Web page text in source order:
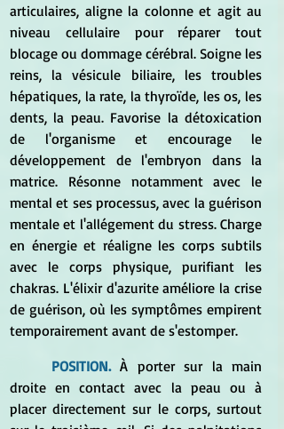
articulaires, aligne la colonne et agit au
niveau cellulaire pour réparer tout
blocage ou dommage cérébral. Soigne les
reins, la vésicule biliaire, les troubles
hépatiques, la rate, la thyroïde, les os, les
dents, la peau. Favorise la détoxication
de l'organisme et encourage le
développement de l'embryon dans la
matrice. Résonne notamment avec le
mental et ses processus, avec la guérison
mentale et l'allégement du stress. Charge
en énergie et réaligne les corps subtils
avec le corps physique, purifiant les
chakras. L'élixir d'azurite améliore la crise
de guérison, où les symptômes empirent
temporairement avant de s'estomper.
POSITION. À porter sur la main
droite en contact avec la peau ou à
placer directement sur le corps, surtout